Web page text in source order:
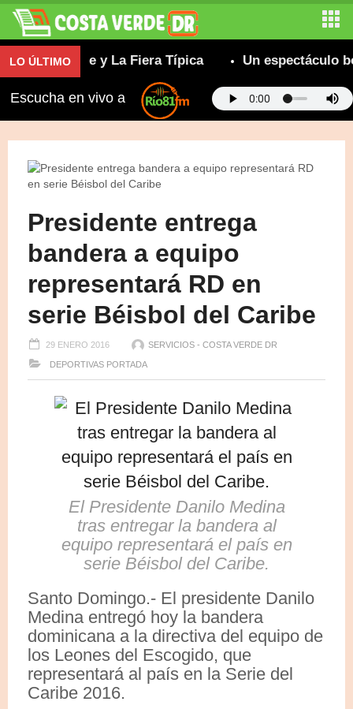
LO ÚLTIMO y La Fiera Típica Un espectáculo
Escucha en vivo a
Presidente entrega
bandera a equipo
representará RD en
serie Béisbol del Caribe
29 ENERO 2016 SERVICIOS - COSTA VERDE DR
DEPORTIVAS PORTADA
El Presidente Danilo Medina
tras entregar la bandera al
equipo representará el país en
serie Béisbol del Caribe.
Santo Domingo.- El presidente Danilo
Medina entregó hoy la bandera
dominicana a la directiva del equipo de
los Leones del Escogido, que
representará al país en la Serie del
Caribe 2016.